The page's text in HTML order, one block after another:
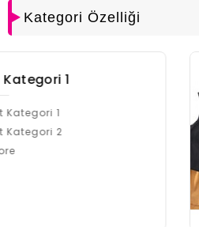
Kategori Özelliği